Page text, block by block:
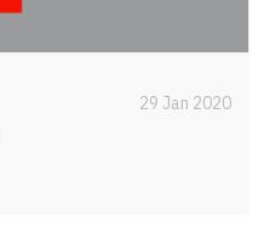
29 Jan 2020